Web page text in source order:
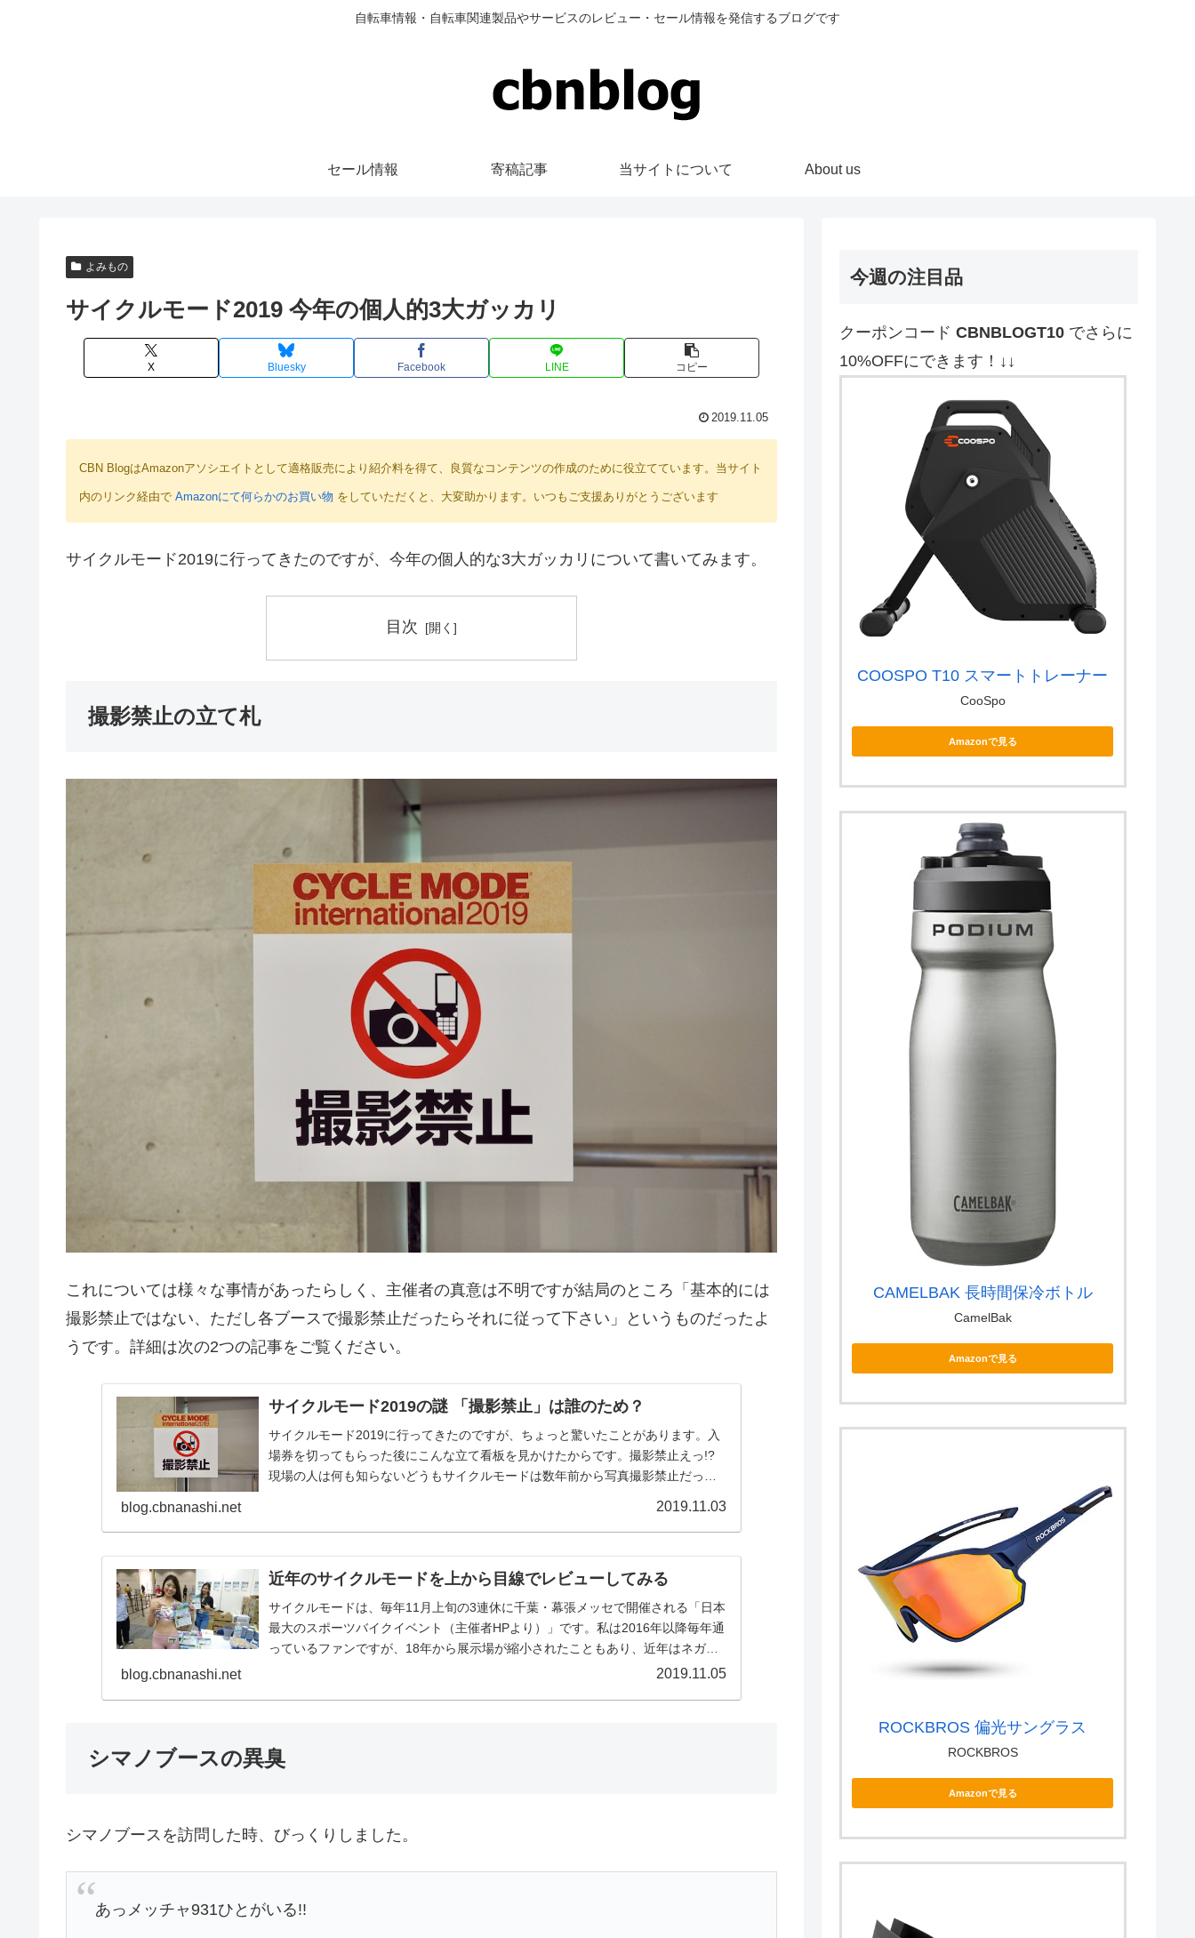
自転車情報・自転車関連製品やサービスのレビュー・セール情報を発信するブログです
セール情報 寄稿記事 当サイトについて About us
よみもの
サイクルモード2019 今年の個人的3大ガッカリ
X Bluesky Facebook LINE コピー
2019.11.05
CBN BlogはAmazonアソシエイトとして適格販売により紹介料を得て、良質なコンテンツの作成のために役立てています。当サイト
内のリンク経由で Amazonにて何らかのお買い物 をしていただくと、大変助かります。いつもご支援ありがとうございます
サイクルモード2019に行ってきたのですが、今年の個人的な3大ガッカリについて書いてみます。
目次
撮影禁止の立て札
これについては様々な事情があったらしく、主催者の真意は不明ですが結局のところ「基本的には
撮影禁止ではない、ただし各ブースで撮影禁止だったらそれに従って下さい」というものだったよ
うです。詳細は次の2つの記事をご覧ください。
サイクルモード2019の謎 「撮影禁止」は誰のため？
サイクルモード2019に行ってきたのですが、ちょっと驚いたことがあります。入
場券を切ってもらった後にこんな立て看板を見かけたからです。撮影禁止えっ!?
現場の人は何も知らないどうもサイクルモードは数年前から写真撮影禁止だった
blog.cbnanashi.net 2019.11.03
近年のサイクルモードを上から目線でレビューしてみる
サイクルモードは、毎年11月上旬の3連休に千葉・幕張メッセで開催される「日本
最大のスポーツバイクイベント（主催者HPより）」です。私は2016年以降毎年通
っているファンですが、18年から展示場が縮小されたこともあり、近年はネガテ
blog.cbnanashi.net 2019.11.05
シマノブースの異臭
シマノブースを訪問した時、びっくりしました。
あっメッチャ931ひとがいる!!
今週の注目品
クーポンコード CBNBLOGT10 でさらに
10%OFFにできます！↓↓
COOSPO T10 スマートトレーナー
CooSpo
Amazonで見る
CAMELBAK 長時間保冷ボトル
CamelBak
Amazonで見る
ROCKBROS 偏光サングラス
ROCKBROS
Amazonで見る